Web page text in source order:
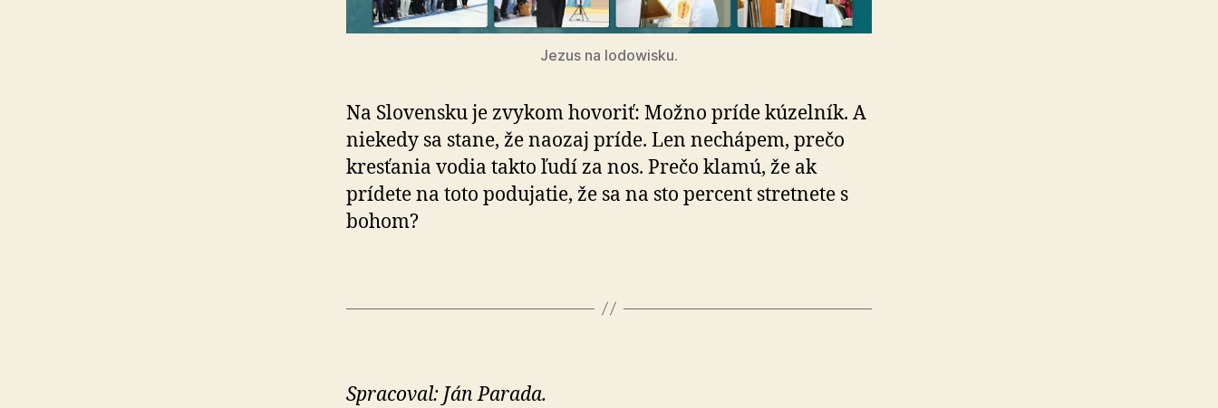
Jezus na lodowisku.
Na Slovensku je zvykom hovoriť: Možno príde kúzelník. A
niekedy sa stane, že naozaj príde. Len nechápem, prečo
kresťania vodia takto ľudí za nos. Prečo klamú, že ak
prídete na toto podujatie, že sa na sto percent stretnete s
bohom?
Spracoval: Ján Parada.